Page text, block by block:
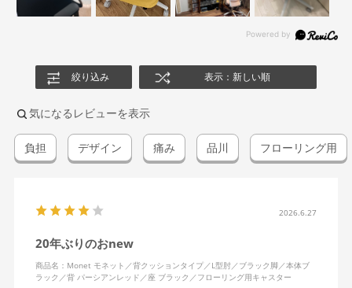
絞り込み 表示：新しい順
気になるレビューを表示
負担 デザイン 痛み 品川 フローリング用
2026.6.27
20年ぶりのおnew
商品名：Monet モネット／背クッションタイプ／L型肘／ブラック脚／本体ブ
ラック／背 パーシアンレッド／座 ブラック／フローリング用キャスター